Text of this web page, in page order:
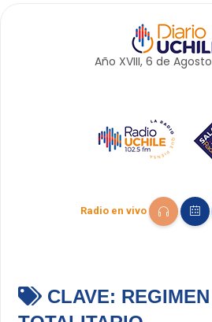
Año XVIII, 6 de Agosto
Radio en vivo
CLAVE: REGIMEN